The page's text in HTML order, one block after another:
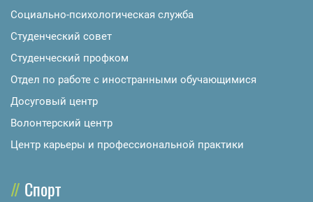
Социально-психологическая служба
Студенческий совет
Студенческий профком
Отдел по работе с иностранными обучающимися
Досуговый центр
Волонтерский центр
Центр карьеры и профессиональной практики
Спорт